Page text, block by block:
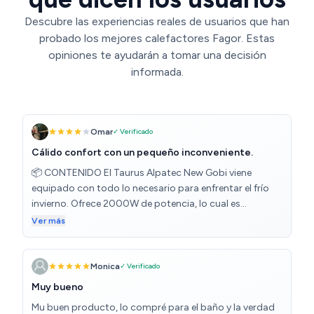
Descubre las experiencias reales de usuarios que han
probado los mejores calefactores Fagor. Estas
opiniones te ayudarán a tomar una decisión
informada.
Omar✓ Verificado
Cálido confort con un pequeño inconveniente.
📦 CONTENIDO El Taurus Alpatec New Gobi viene
equipado con todo lo necesario para enfrentar el frío
invierno. Ofrece 2000W de potencia, lo cual es
suficiente para calentar rápidamente espacios
medianos. Incluye dos intensidades de calor y una
función de ventilador, lo que lo hace versátil para todo
el año. El termostato regulable es un gran añadido,
permitiendo un control preciso de la temperatura. 💶
PRECIO Por las características y la eficiencia que ofrece,
el precio del Taurus Alpatec New Gobi es bastante
Ver más
Monica✓ Verificado
Muy bueno
Mu buen producto, lo compré para el baño y la verdad